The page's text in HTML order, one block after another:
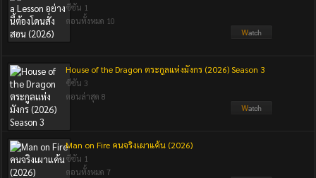
ซีซัน 1
ตอนทั้งหมด 10
House of the Dragon ตระกูลแห่งมังกร (2026) Season 3
ซีซัน 3
ตอนล่าสุด 8
Man on Fire คนจริงเผาแค้น (2026)
ซีซัน 1
ตอนทั้งหมด 7